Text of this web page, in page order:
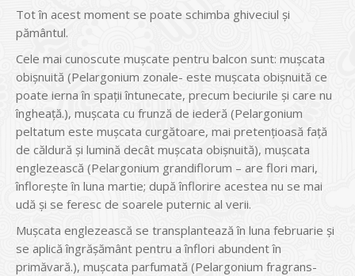
Tot în acest moment se poate schimba ghiveciul și
pământul.
Cele mai cunoscute mușcate pentru balcon sunt: mușcata
obișnuită (Pelargonium zonale- este mușcata obișnuită ce
poate ierna în spații întunecate, precum beciurile și care nu
îngheață.), mușcata cu frunză de iederă (Pelargonium
peltatum este mușcata curgătoare, mai pretențioasă față
de căldură și lumină decât mușcata obișnuită), mușcata
englezească (Pelargonium grandiflorum – are flori mari,
înflorește în luna martie; după înflorire acestea nu se mai
udă și se feresc de soarele puternic al verii.
Mușcata englezească se transplantează în luna februarie și
se aplică îngrășământ pentru a înflori abundent în
primăvară.), mușcata parfumată (Pelargonium fragrans-